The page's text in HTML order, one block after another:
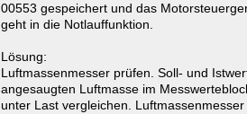
00553 gespeichert und das
geht in die Notlauffunktion.
Lösung:
Luftmassenmesser prüfen. Soll- und
angesaugten Luftmasse im
unter Last vergleichen. Luftmassenmesser